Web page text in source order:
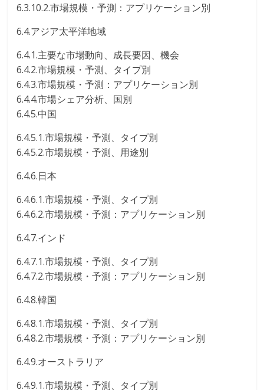
6.3.10.2.市場規模・予測：アプリケーション別
6.4.アジア太平洋地域
6.4.1.主要な市場動向、成長要因、機会
6.4.2.市場規模・予測、タイプ別
6.4.3.市場規模・予測：アプリケーション別
6.4.4.市場シェア分析、国別
6.4.5.中国
6.4.5.1.市場規模・予測、タイプ別
6.4.5.2.市場規模・予測、用途別
6.4.6.日本
6.4.6.1.市場規模・予測、タイプ別
6.4.6.2.市場規模・予測：アプリケーション別
6.4.7.インド
6.4.7.1.市場規模・予測、タイプ別
6.4.7.2.市場規模・予測：アプリケーション別
6.4.8.韓国
6.4.8.1.市場規模・予測、タイプ別
6.4.8.2.市場規模・予測：アプリケーション別
6.4.9.オーストラリア
6.4.9.1.市場規模・予測、タイプ別